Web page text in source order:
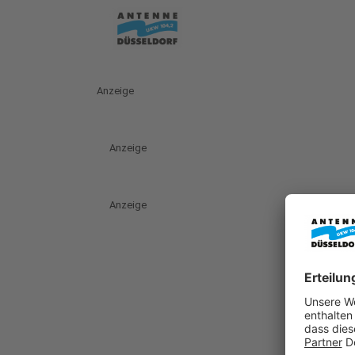
Anzeige
Anzeige
Anzeige